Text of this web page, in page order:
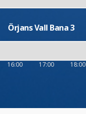
Örjans Vall Bana 3
16:00 17:00 18:00